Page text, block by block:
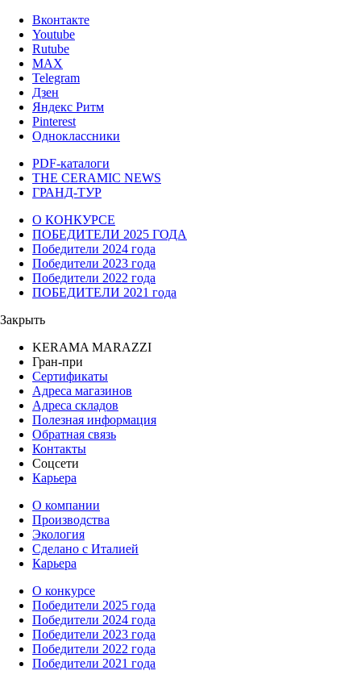
Вконтакте
Youtube
Rutube
MAX
Telegram
Дзен
Яндекс Ритм
Pinterest
Одноклассники
PDF-каталоги
THE CERAMIC NEWS
ГРАНД-ТУР
О КОНКУРСЕ
ПОБЕДИТЕЛИ 2025 ГОДА
Победители 2024 года
Победители 2023 года
Победители 2022 года
ПОБЕДИТЕЛИ 2021 года
Закрыть
KERAMA MARAZZI
Гран-при
Сертификаты
Адреса магазинов
Адреса складов
Полезная информация
Обратная связь
Контакты
Соцсети
Карьера
О компании
Производства
Экология
Сделано с Италией
Карьера
О конкурсе
Победители 2025 года
Победители 2024 года
Победители 2023 года
Победители 2022 года
Победители 2021 года